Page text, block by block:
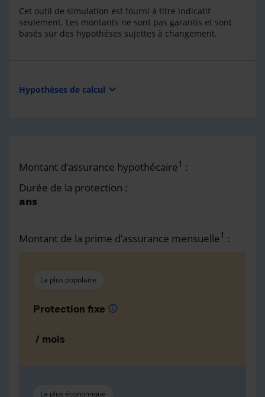
Cet outil de simulation est fourni à titre indicatif
seulement. Les montants ne sont pas garantis et sont
basés sur des hypothèses sujettes à changement.
Hypothèses de calcul expand_more
Montant d’assurance hypothécaire1 :
Durée de la protection :
ans
Montant de la prime d’assurance mensuelle1 :
La plus populaire
Protection fixe info
/ mois
La plus économique